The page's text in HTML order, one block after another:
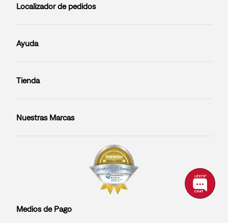
Localizador de pedidos
Ayuda
Tienda
Nuestras Marcas
Medios de Pago